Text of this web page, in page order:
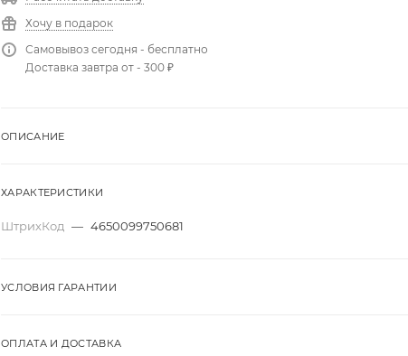
Хочу в подарок
Самовывоз сегодня - бесплатно
Доставка завтра от - 300 ₽
ОПИСАНИЕ
ХАРАКТЕРИСТИКИ
ШтрихКод — 4650099750681
УСЛОВИЯ ГАРАНТИИ
ОПЛАТА И ДОСТАВКА